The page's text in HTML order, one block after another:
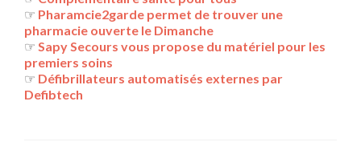
☞ Pharamcie2garde permet de trouver une
pharmacie ouverte le Dimanche
☞ Sapy Secours vous propose du matériel pour les
premiers soins
☞ Défibrillateurs automatisés externes par
Defibtech